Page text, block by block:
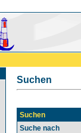
Suchen
Suchen
Suche nach